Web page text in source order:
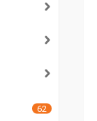
62